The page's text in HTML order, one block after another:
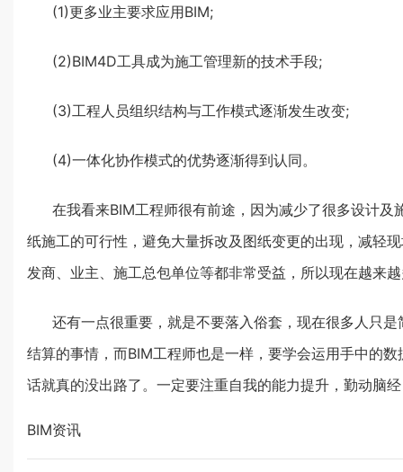
(1)更多业主要求应用BIM;
(2)BIM4D工具成为施工管理新的技术手段;
(3)工程人员组织结构与工作模式逐渐发生改变;
(4)一体化协作模式的优势逐渐得到认同。
在我看来BIM工程师很有前途，因为减少了很多设计
纸施工的可行性，避免大量拆改及图纸变更的出现，减轻
发商、业主、施工总包单位等都非常受益，所以现在越来
还有一点很重要，就是不要落入俗套，现在很多人只
结算的事情，而BIM工程师也是一样，要学会运用手中的
话就真的没出路了。一定要注重自我的能力提升，勤动脑
BIM资讯